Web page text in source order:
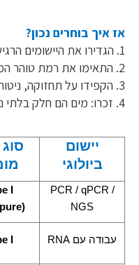
אז איך בוחרים נכון?
1. הגדירו את היישומים הרגישים ביותר במעבדה
2. התאימו את רמת טוהר המים ליישום - לא “one size fits all”
3. הקפידו על תחזוקה, ניטור ובקרה שוטפת
4. זכרו: מים הם חלק בלתי נפרד מהניסוי - לא רק רקע
יישום
ביולוגי
PCR / qPCR /
NGS
I
עבודה עם RNA
I